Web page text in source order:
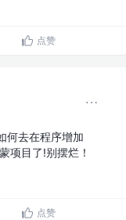
点赞
何去在程序增加
项目了!别摆烂！
点赞